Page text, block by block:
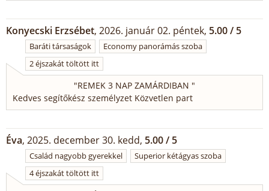
Konyecski Erzsébet, 2026. január 02. péntek, 5.00 / 5
Baráti társaságok
Economy panorámás szoba
2 éjszakát töltött itt
"REMEK 3 NAP ZAMÁRDIBAN "
Kedves segítőkész személyzet Közvetlen part
Éva, 2025. december 30. kedd, 5.00 / 5
Család nagyobb gyerekkel
Superior kétágyas szoba
4 éjszakát töltött itt